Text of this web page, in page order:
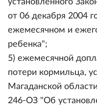
установленного
от 06 декабря 2004
ежемесячном и
ребенка";
5) ежемесячной
потери кормильца,
Магаданской
246-ОЗ "Об